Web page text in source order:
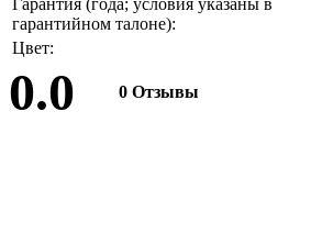
Гарантия (года; условия указаны в
гарантийном талоне):
Цвет:
0.0 0 Отзывы